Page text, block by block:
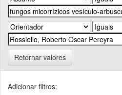
Retornar valores
Adicionar filtros: